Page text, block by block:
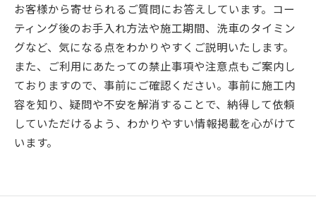
お客様から寄せられるご質問にお答えしています。コー
ティング後のお手入れ方法や施工期間、洗車のタイミン
グなど、気になる点をわかりやすくご説明いたします。
また、ご利用にあたっての禁止事項や注意点もご案内し
ておりますので、事前にご確認ください。事前に施工内
容を知り、疑問や不安を解消することで、納得して依頼
していただけるよう、わかりやすい情報掲載を心がけて
います。